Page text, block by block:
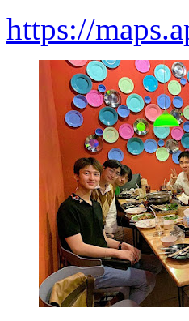
https://